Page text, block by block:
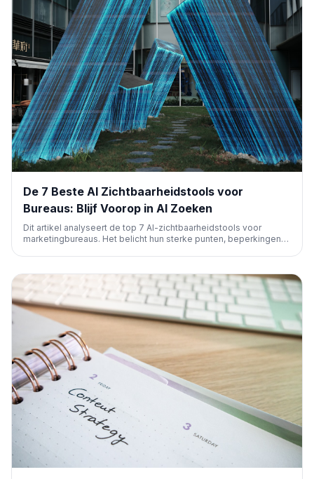
De 7 Beste AI Zichtbaarheidstools voor
Bureaus: Blijf Voorop in AI Zoeken
Dit artikel analyseert de top 7 AI-zichtbaarheidstools voor
marketingbureaus. Het belicht hun sterke punten, beperkingen
te verbeteren.